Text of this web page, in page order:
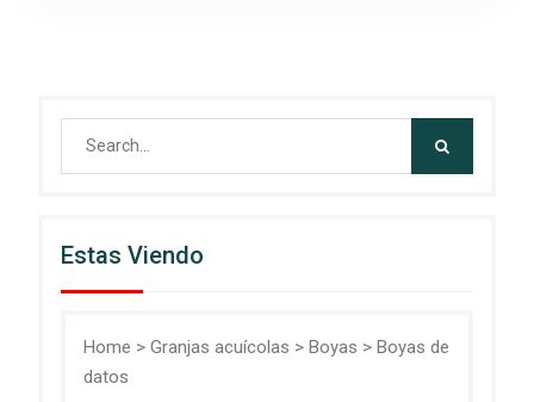
Estas Viendo
Home > Granjas acuícolas > Boyas > Boyas de
datos